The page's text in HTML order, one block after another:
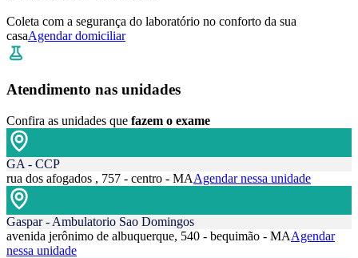
Coleta com a segurança do laboratório no conforto da sua
casaAgendar domiciliar
Atendimento nas unidades
Confira as unidades que fazem o exame
GA - CCP
rua dos afogados , 757 - centro - MAAgendar nessa unidade
Gaspar - Ambulatorio Sao Domingos
avenida jerônimo de albuquerque, 540 - bequimão - MAAgendar
nessa unidade